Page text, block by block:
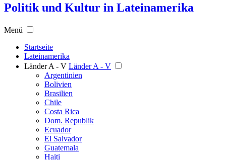
Politik und Kultur in Lateinamerika
Menü
Startseite
Lateinamerika
Länder A - V Länder A - V
Argentinien
Bolivien
Brasilien
Chile
Costa Rica
Dom. Republik
Ecuador
El Salvador
Guatemala
Haiti